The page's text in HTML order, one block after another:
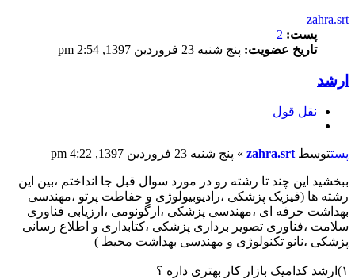
zahra.srt
پست: 2
تاریخ عضویت: پنج شنبه 23 فروردین 1397, 2:54 pm
ارشد
نقل قول
پستتوسط zahra.srt
» پنج شنبه 23 فروردین 1397, 4:22 pm
ببخشید این چند تا رشته رو در مورد سوال قبل جا انداختم ،بین این
رشته ها (فیزیک پزشکی ،رادیوبیولوژی و حفاطت پرتو ،مهندسی
بهداشت حرفه ای ،مهندسی پزشکی ،ارگونومی ،ارزیابی فناوری
سلامت ،فناوری تصویر برداری پزشکی ،کتابداری و اطلاع رسانی
پزشکی ،نانو تکنولوژی و مهندسی بهداشت محیط )
۱)ارشد کدامیک بازار کار بهتری داره ؟